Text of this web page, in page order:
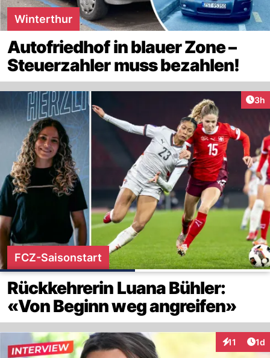
Winterthur
Autofriedhof in blauer Zone –
Steuerzahler muss bezahlen!
3h
FCZ-Saisonstart
Rückkehrerin Luana Bühler:
«Von Beginn weg angreifen»
11 1d